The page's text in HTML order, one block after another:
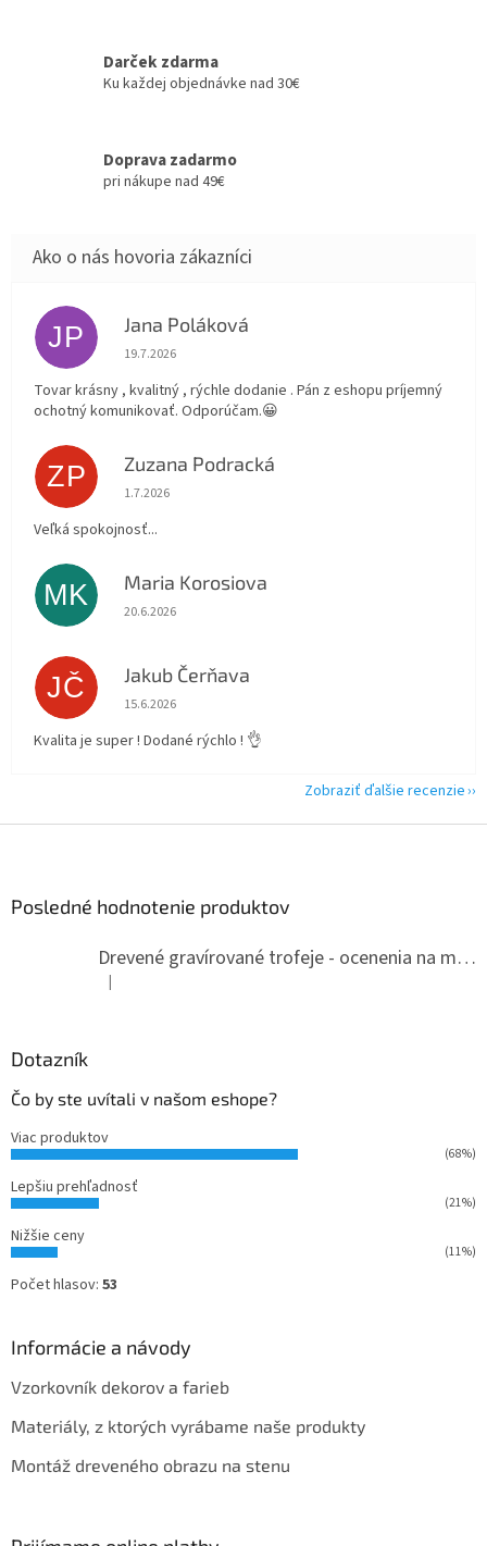
Darček zdarma
Ku každej objednávke nad 30€
Doprava zadarmo
pri nákupe nad 49€
JP Jana Poláková
Hodnotenie obchodu je 5 z 5 hviezdičiek.
19.7.2026
Tovar krásny , kvalitný , rýchle dodanie . Pán z eshopu príjemný
ochotný komunikovať. Odporúčam.😀
ZP Zuzana Podracká
Hodnotenie obchodu je 5 z 5 hviezdičiek.
1.7.2026
Veľká spokojnosť...
MK Maria Korosiova
Hodnotenie obchodu je 5 z 5 hviezdičiek.
20.6.2026
JČ Jakub Čerňava
Hodnotenie obchodu je 5 z 5 hviezdičiek.
15.6.2026
Kvalita je super ! Dodané rýchlo ! 👌
Zobraziť ďalšie recenzie
Posledné hodnotenie produktov
Drevené gravírované trofeje - ocenenia na mieru
Hodnotenie produktu je 5 z 5 hviezdičiek.
|
Dotazník
Čo by ste uvítali v našom eshope?
Viac produktov
(68%)
Lepšiu prehľadnosť
(21%)
Nižšie ceny
(11%)
Počet hlasov: 53
Informácie a návody
Vzorkovník dekorov a farieb
Materiály, z ktorých vyrábame naše produkty
Montáž dreveného obrazu na stenu